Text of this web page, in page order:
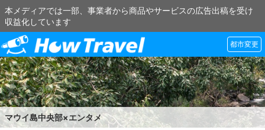
本メディアでは一部、事業者から商品やサービスの広告出稿を受け
収益化しています
都市変更
マウイ島中央部×エンタメ